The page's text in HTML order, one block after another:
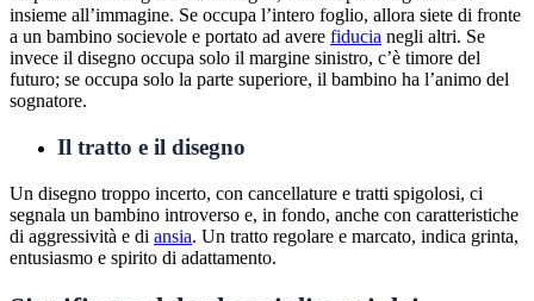
insieme all’immagine. Se occupa l’intero foglio, allora siete di fronte
a un bambino socievole e portato ad avere fiducia negli altri. Se
invece il disegno occupa solo il margine sinistro, c’è timore del
futuro; se occupa solo la parte superiore, il bambino ha l’animo del
sognatore.
Il tratto e il disegno
Un disegno troppo incerto, con cancellature e tratti spigolosi, ci
segnala un bambino introverso e, in fondo, anche con caratteristiche
di aggressività e di ansia. Un tratto regolare e marcato, indica grinta,
entusiasmo e spirito di adattamento.